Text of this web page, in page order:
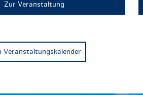
Zur Veranstaltung
Veranstaltungskalender